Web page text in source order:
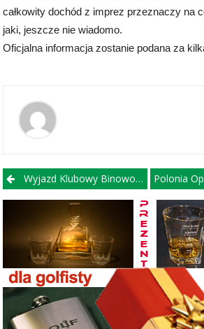
całkowity dochód z imprez przeznaczy na
jaki, jeszcze nie wiadomo.
Oficjalna informacja zostanie podana za
Post navigation
Wyjazd Klubowy Binowo Park Do Włoch Polonia